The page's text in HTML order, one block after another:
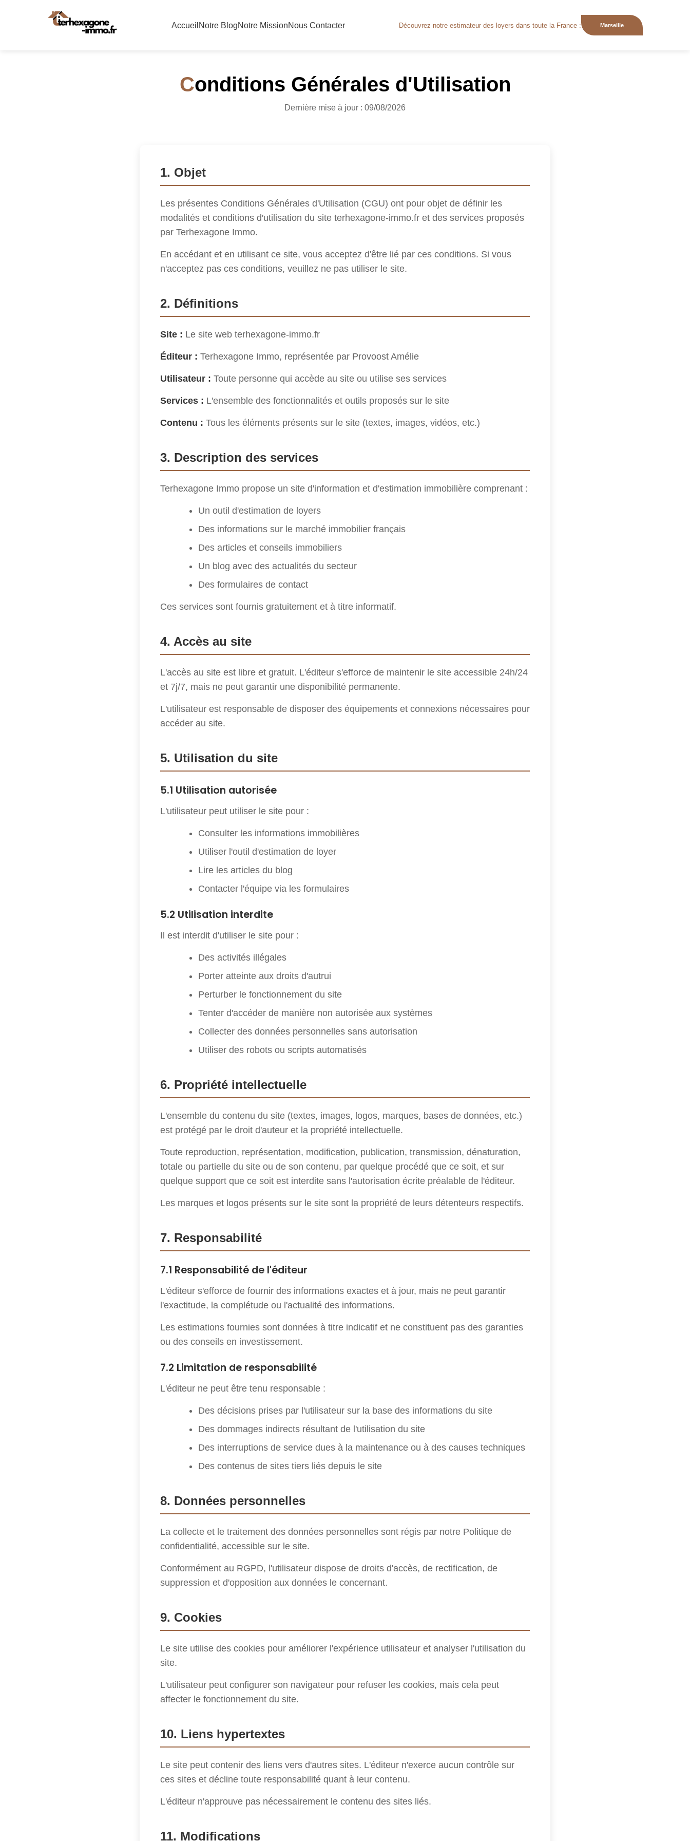
Accueil Notre BlogNotre MissionNous Contacter Découvrez notre estimateur des loyers dans toute la France : Toulouse
Conditions Générales d'Utilisation
Dernière mise à jour : 09/08/2026
1. Objet
Les présentes Conditions Générales d'Utilisation (CGU) ont pour objet de définir les
modalités et conditions d'utilisation du site terhexagone-immo.fr et des services proposés
par Terhexagone Immo.
En accédant et en utilisant ce site, vous acceptez d'être lié par ces conditions. Si vous
n'acceptez pas ces conditions, veuillez ne pas utiliser le site.
2. Définitions
Site : Le site web terhexagone-immo.fr
Éditeur : Terhexagone Immo, représentée par Provoost Amélie
Utilisateur : Toute personne qui accède au site ou utilise ses services
Services : L'ensemble des fonctionnalités et outils proposés sur le site
Contenu : Tous les éléments présents sur le site (textes, images, vidéos, etc.)
3. Description des services
Terhexagone Immo propose un site d'information et d'estimation immobilière comprenant :
Un outil d'estimation de loyers
Des informations sur le marché immobilier français
Des articles et conseils immobiliers
Un blog avec des actualités du secteur
Des formulaires de contact
Ces services sont fournis gratuitement et à titre informatif.
4. Accès au site
L'accès au site est libre et gratuit. L'éditeur s'efforce de maintenir le site accessible 24h/24
et 7j/7, mais ne peut garantir une disponibilité permanente.
L'utilisateur est responsable de disposer des équipements et connexions nécessaires pour
accéder au site.
5. Utilisation du site
5.1 Utilisation autorisée
L'utilisateur peut utiliser le site pour :
Consulter les informations immobilières
Utiliser l'outil d'estimation de loyer
Lire les articles du blog
Contacter l'équipe via les formulaires
5.2 Utilisation interdite
Il est interdit d'utiliser le site pour :
Des activités illégales
Porter atteinte aux droits d'autrui
Perturber le fonctionnement du site
Tenter d'accéder de manière non autorisée aux systèmes
Collecter des données personnelles sans autorisation
Utiliser des robots ou scripts automatisés
6. Propriété intellectuelle
L'ensemble du contenu du site (textes, images, logos, marques, bases de données, etc.)
est protégé par le droit d'auteur et la propriété intellectuelle.
Toute reproduction, représentation, modification, publication, transmission, dénaturation,
totale ou partielle du site ou de son contenu, par quelque procédé que ce soit, et sur
quelque support que ce soit est interdite sans l'autorisation écrite préalable de l'éditeur.
Les marques et logos présents sur le site sont la propriété de leurs détenteurs respectifs.
7. Responsabilité
7.1 Responsabilité de l'éditeur
L'éditeur s'efforce de fournir des informations exactes et à jour, mais ne peut garantir
l'exactitude, la complétude ou l'actualité des informations.
Les estimations fournies sont données à titre indicatif et ne constituent pas des garanties
ou des conseils en investissement.
7.2 Limitation de responsabilité
L'éditeur ne peut être tenu responsable :
Des décisions prises par l'utilisateur sur la base des informations du site
Des dommages indirects résultant de l'utilisation du site
Des interruptions de service dues à la maintenance ou à des causes techniques
Des contenus de sites tiers liés depuis le site
8. Données personnelles
La collecte et le traitement des données personnelles sont régis par notre Politique de
confidentialité, accessible sur le site.
Conformément au RGPD, l'utilisateur dispose de droits d'accès, de rectification, de
suppression et d'opposition aux données le concernant.
9. Cookies
Le site utilise des cookies pour améliorer l'expérience utilisateur et analyser l'utilisation du
site.
L'utilisateur peut configurer son navigateur pour refuser les cookies, mais cela peut
affecter le fonctionnement du site.
10. Liens hypertextes
Le site peut contenir des liens vers d'autres sites. L'éditeur n'exerce aucun contrôle sur
ces sites et décline toute responsabilité quant à leur contenu.
L'éditeur n'approuve pas nécessairement le contenu des sites liés.
11. Modifications